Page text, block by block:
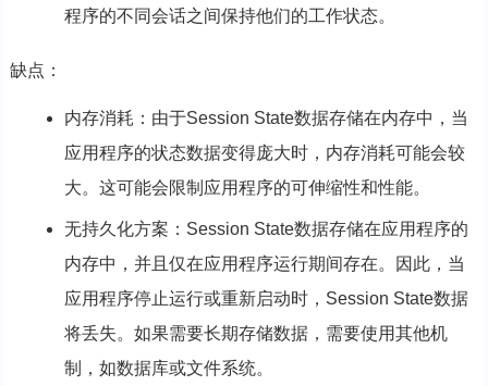
程序的不同会话之间保持他们的工作状态。
缺点：
内存消耗：由于Session State数据存储在内存中，当
应用程序的状态数据变得庞大时，内存消耗可能会较
大。这可能会限制应用程序的可伸缩性和性能。
无持久化方案：Session State数据存储在应用程序的
内存中，并且仅在应用程序运行期间存在。因此，当
应用程序停止运行或重新启动时，Session State数据
将丢失。如果需要长期存储数据，需要使用其他机
制，如数据库或文件系统。